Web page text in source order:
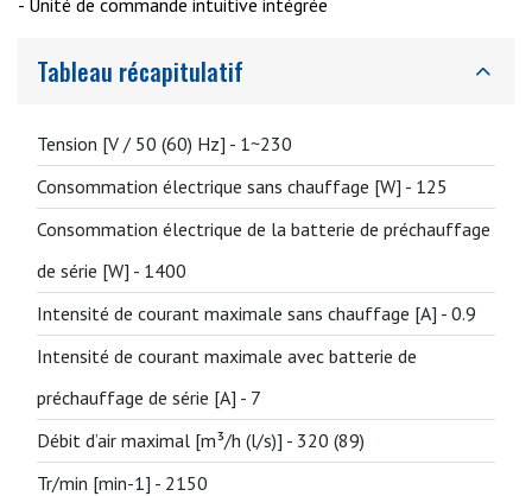
- Unité de commande intuitive intégrée
Tableau récapitulatif
Tension [V / 50 (60) Hz] - 1~230
Consommation électrique sans chauffage [W] - 125
Consommation électrique de la batterie de préchauffage
de série [W] - 1400
Intensité de courant maximale sans chauffage [A] - 0.9
Intensité de courant maximale avec batterie de
préchauffage de série [A] - 7
Débit d’air maximal [m³/h (l/s)] - 320 (89)
Tr/min [min-1] - 2150